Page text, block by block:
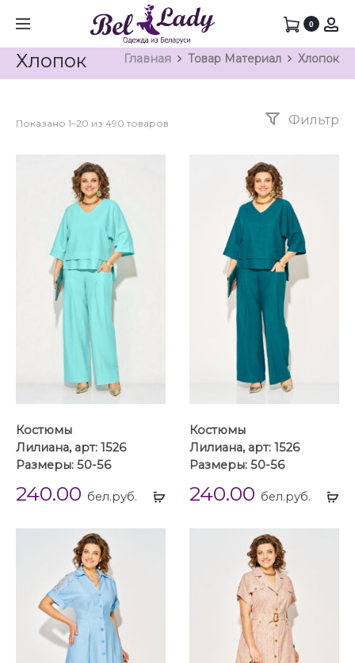
0
Хлопок Главная Товар Материал Хлопок
Показано 1–20 из 490 товаров Фильтр
Выбрать
Костюмы
Лилиана, арт: 1526
Размеры: 50-56
240.00 бел.руб.
Костюмы
Лилиана, арт: 1526
Размеры: 50-56
240.00 бел.руб.